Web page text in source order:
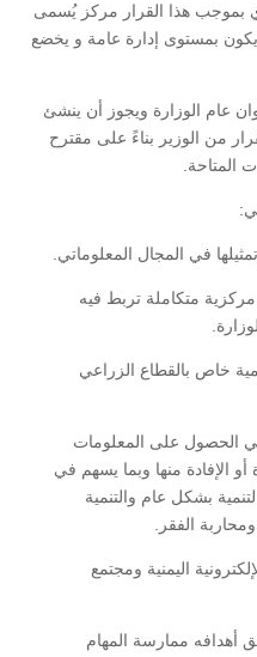
بموجب هذا القرار مركز يُسمى
بمستوى إدارة عامة و يخضع
عام الوزارة ويجوز أن ينشئ
من الوزير بناءً على مقترح
المتاحة.
متكاملة تربط فيه
خاص بالقطاع الزراعي
الحصول على المعلومات
أو الإفادة منها وبما يسهم في
بشكل عام والتنمية
الفقر.
اليمنية ومجتمع
أهدافه ممارسة المهام